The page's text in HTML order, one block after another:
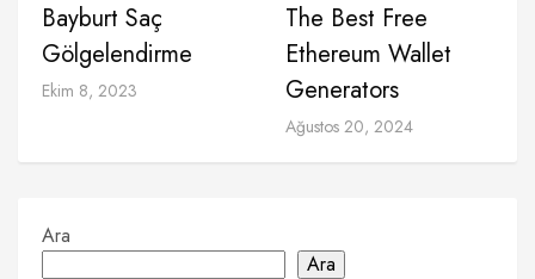
Bayburt Saç
Gölgelendirme
Ekim 8, 2023
The Best Free
Ethereum Wallet
Generators
Ağustos 20, 2024
Ara
Ara